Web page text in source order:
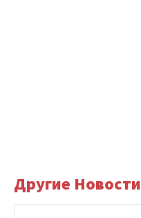
Другие Новости